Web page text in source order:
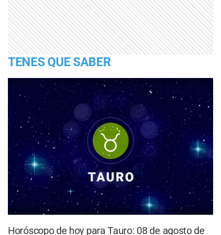
TENES QUE SABER
Horóscopo de hoy para Tauro: 08 de agosto de